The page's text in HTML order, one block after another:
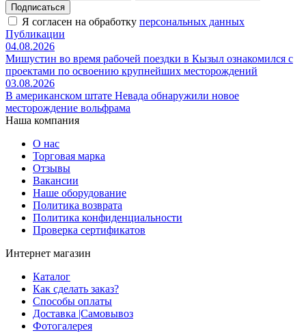
Подписаться
Я согласен на обработку персональных данных
Публикации
04.08.2026
Мишустин во время рабочей поездки в Кызыл ознакомился с
проектами по освоению крупнейших месторождений
03.08.2026
В американском штате Невада обнаружили новое
месторождение вольфрама
Наша компания
О нас
Торговая марка
Отзывы
Вакансии
Наше оборудование
Политика возврата
Политика конфиденциальности
Проверка сертификатов
Интернет магазин
Каталог
Как сделать заказ?
Способы оплаты
Доставка |Cамовывоз
Фотогалерея